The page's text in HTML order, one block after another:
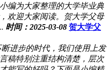
编为大家整理的大学毕业典
欢迎大家阅读。贺大学父母
时间：2025-03-08 贺大学父
断进步的时代，我们使用上发
稿特别注重结构清楚，层次